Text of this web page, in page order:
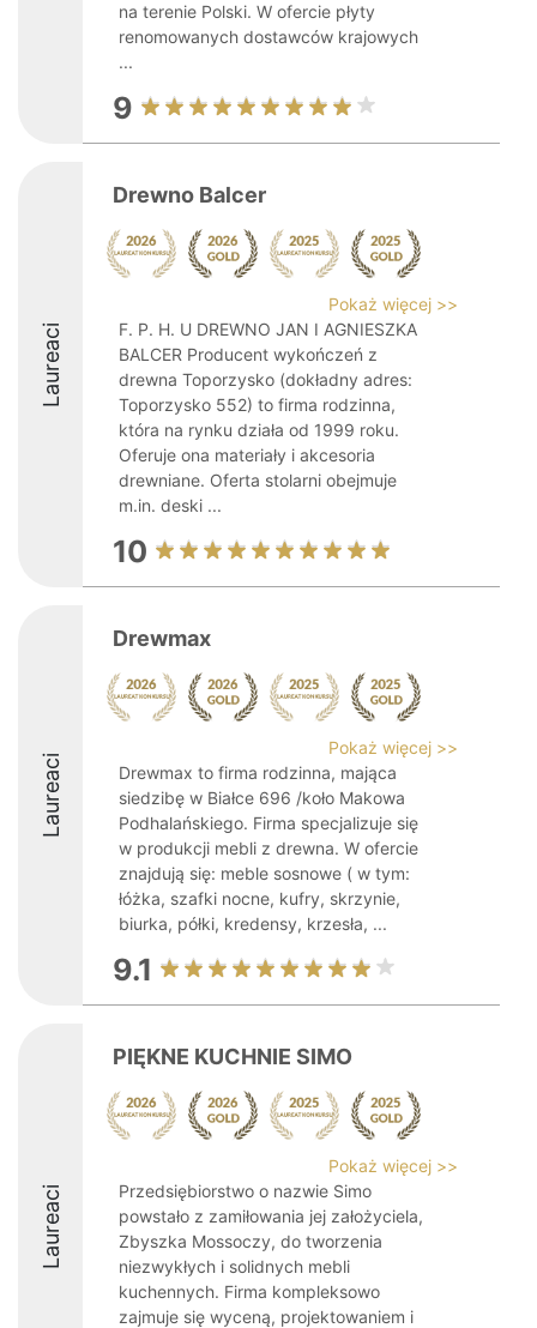
na terenie Polski. W ofercie płyty
renomowanych dostawców krajowych
...
9
Laureaci
Drewno Balcer
Pokaż więcej >>
F. P. H. U DREWNO JAN I AGNIESZKA
BALCER Producent wykończeń z
drewna Toporzysko (dokładny adres:
Toporzysko 552) to firma rodzinna,
która na rynku działa od 1999 roku.
Oferuje ona materiały i akcesoria
drewniane. Oferta stolarni obejmuje
m.in. deski ...
10
Laureaci
Drewmax
Pokaż więcej >>
Drewmax to firma rodzinna, mająca
siedzibę w Białce 696 /koło Makowa
Podhalańskiego. Firma specjalizuje się
w produkcji mebli z drewna. W ofercie
znajdują się: meble sosnowe ( w tym:
łóżka, szafki nocne, kufry, skrzynie,
biurka, półki, kredensy, krzesła, ...
9.1
Laureaci
PIĘKNE KUCHNIE SIMO
Pokaż więcej >>
Przedsiębiorstwo o nazwie Simo
powstało z zamiłowania jej założyciela,
Zbyszka Mossoczy, do tworzenia
niezwykłych i solidnych mebli
kuchennych. Firma kompleksowo
zajmuje się wyceną, projektowaniem i